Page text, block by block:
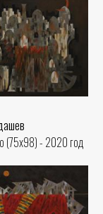
(75x98) - 2020 год